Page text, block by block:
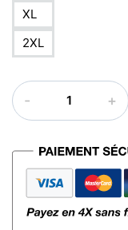
XL
2XL
quantité
de
shirt
algérie
Hnina